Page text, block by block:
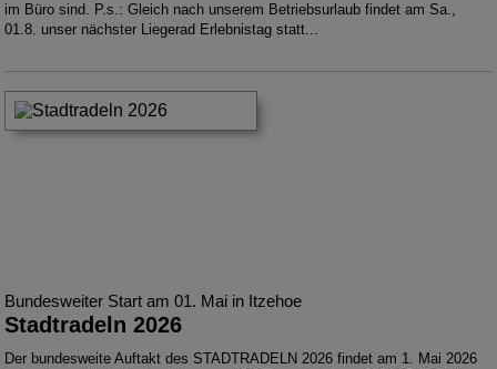
im Büro sind. P.s.: Gleich nach unserem Betriebsurlaub findet am Sa.,
01.8. unser nächster Liegerad Erlebnistag statt...
Bundesweiter Start am 01. Mai in Itzehoe
Stadtradeln 2026
Der bundesweite Auftakt des STADTRADELN 2026 findet am 1. Mai 2026